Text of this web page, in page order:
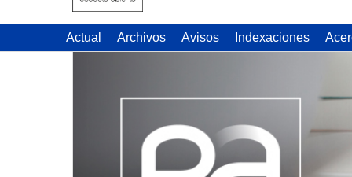
Actual Archivos Avisos Indexaciones